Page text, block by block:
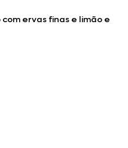
ervas finas e limão e